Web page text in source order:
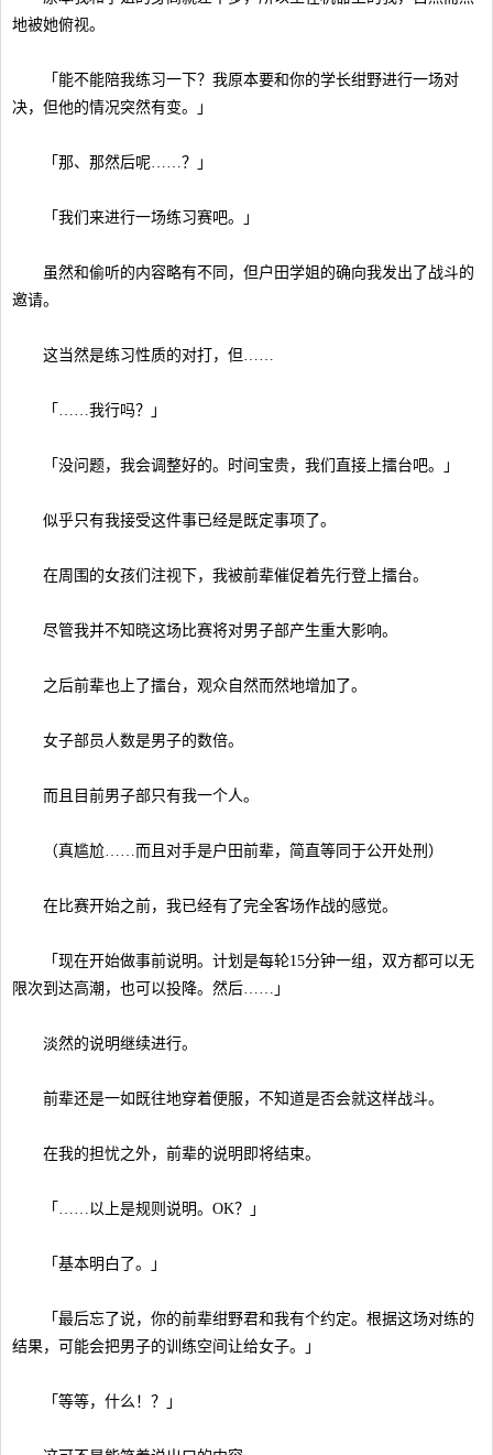
地被她俯视。
「能不能陪我练习一下？我原本要和你的学长绀野进行一场对
决，但他的情况突然有变。」
「那、那然后呢……？」
「我们来进行一场练习赛吧。」
虽然和偷听的内容略有不同，但户田学姐的确向我发出了战斗的
邀请。
这当然是练习性质的对打，但……
「……我行吗？」
「没问题，我会调整好的。时间宝贵，我们直接上擂台吧。」
似乎只有我接受这件事已经是既定事项了。
在周围的女孩们注视下，我被前辈催促着先行登上擂台。
尽管我并不知晓这场比赛将对男子部产生重大影响。
之后前辈也上了擂台，观众自然而然地增加了。
女子部员人数是男子的数倍。
而且目前男子部只有我一个人。
（真尴尬……而且对手是户田前辈，简直等同于公开处刑）
在比赛开始之前，我已经有了完全客场作战的感觉。
「现在开始做事前说明。计划是每轮15分钟一组，双方都可以无
限次到达高潮，也可以投降。然后……」
淡然的说明继续进行。
前辈还是一如既往地穿着便服，不知道是否会就这样战斗。
在我的担忧之外，前辈的说明即将结束。
「……以上是规则说明。OK？」
「基本明白了。」
「最后忘了说，你的前辈绀野君和我有个约定。根据这场对练的
结果，可能会把男子的训练空间让给女子。」
「等等，什么！？」